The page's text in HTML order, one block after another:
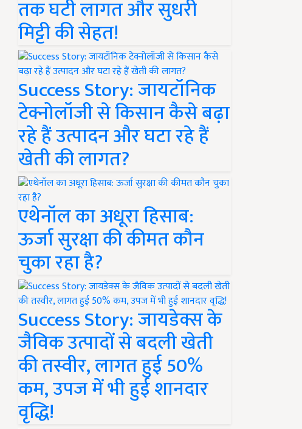
तक घटी लागत और सुधरी
मिट्टी की सेहत!
Success Story: जायटॉनिक
टेक्नोलॉजी से किसान कैसे बढ़ा
रहे हैं उत्पादन और घटा रहे हैं
खेती की लागत?
एथेनॉल का अधूरा हिसाब:
ऊर्जा सुरक्षा की कीमत कौन
चुका रहा है?
Success Story: जायडेक्स के
जैविक उत्पादों से बदली खेती
की तस्वीर, लागत हुई 50%
कम, उपज में भी हुई शानदार
वृद्धि!